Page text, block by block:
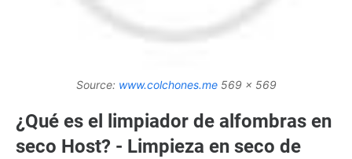
Source: www.colchones.me569 x 569
¿Qué es el limpiador de alfombras en
seco Host? - Limpieza en seco de